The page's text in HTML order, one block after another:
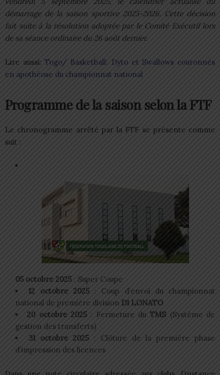
démarrage de la saison sportive 2025-2026. Cette décision
fait suite à la résolution adoptée par le Comité Exécutif lors
de sa séance ordinaire du 26 août dernier.
Lire aussi:Togo/ Basketball: Dyto et Swallows couronnés
en apothéose du championnat national
Programme de la saison selon la FTF
Le chronogramme arrêté par la FTF se présente comme
suit :
05 octobre 2025 : Super Coupe
12 octobre 2025: Coup d’envoi du championnat
national de première division D1 LONATO
20 octobre 2025 : Fermeture duTMS (Système de
gestion des transferts)
31 octobre 2025 : Clôture de la première phase
d’impression des licences